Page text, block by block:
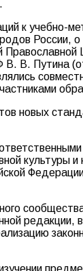
к учебно-
России, о
В. В. Путина
новых
культуры
редакции,